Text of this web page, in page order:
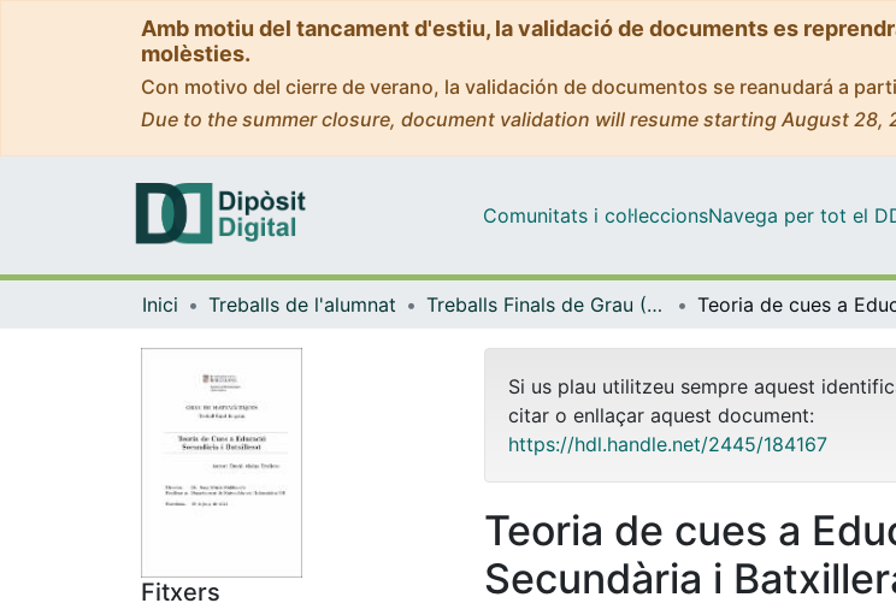
Amb motiu del tancament d'estiu, la validació de documents es
molèsties.
Con motivo del cierre de verano, la validación de documentos se reanudará a
Due to the summer closure, document validation will resume starting August 28,
Comunitats i col·leccionsNavega per tot el
Inici Treballs de l'alumnat Treballs Finals de Grau (TFG) - Matemàtiques
Fitxers
Si us plau utilitzeu sempre aquest
citar o enllaçar aquest document:
https://hdl.handle.net/2445/184167
Teoria de cues a
Secundària i